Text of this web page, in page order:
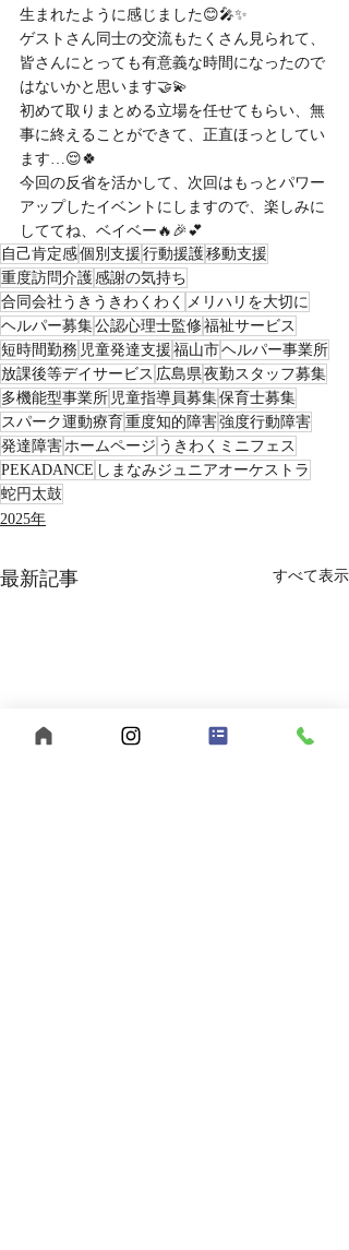
生まれたように感じました😊🎤✨
ゲストさん同士の交流もたくさん見られて、
皆さんにとっても有意義な時間になったので
はないかと思います🤝💫
初めて取りまとめる立場を任せてもらい、無
事に終えることができて、正直ほっとしてい
ます…😌🍀
今回の反省を活かして、次回はもっとパワー
アップしたイベントにしますので、楽しみに
しててね、ベイベー🔥🎉💕
自己肯定感個別支援 行動援護 移動支援
重度訪問介護 感謝の気持ち
合同会社うきうきわくわく メリハリを大切に
ヘルパー募集公認心理士監修福祉サービス
短時間勤務 児童発達支援 福山市ヘルパー事業所
放課後等デイサービス 広島県夜勤スタッフ募集
多機能型事業所 児童指導員募集保育士募集
スパーク運動療育 重度知的障害強度行動障害
発達障害ホームページ うきわくミニフェス
PEKADANCE しまなみジュニアオーケストラ
蛇円太鼓
2025年
最新記事 すべて表示